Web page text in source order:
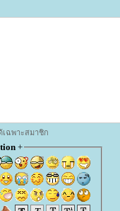
เฉพาะสมาชิก
+